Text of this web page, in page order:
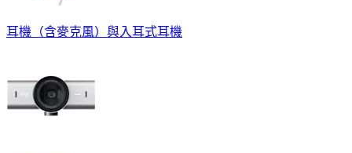
耳機（含麥克風）與入耳式耳機